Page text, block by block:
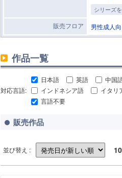
シリーズ
販売フロア 男性成人
作品一覧
対応言語:
日本語 英語
中国
インドネシア語
イタリ
言語不要
販売作品
並び替え :